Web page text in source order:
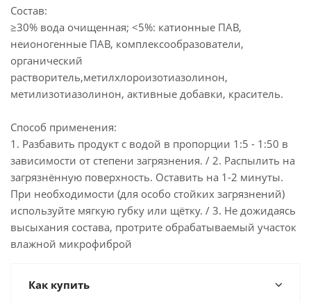
Состав:
≥30% вода очищенная; <5%: катионные ПАВ,
неионогенные ПАВ, комплексообразователи,
органический
растворитель,метилхлороизотиазолинон,
метилизотиазолинон, активные добавки, краситель.
Способ применения:
1. Разбавить продукт с водой в пропорции 1:5 - 1:50 в
зависимости от степени загрязнения. / 2. Распылить на
загрязнённую поверхность. Оставить на 1-2 минуты.
При необходимости (для особо стойких загрязнений)
используйте мягкую губку или щётку. / 3. Не дожидаясь
высыхания состава, протрите обрабатываемый участок
влажной микрофиброй
Как купить